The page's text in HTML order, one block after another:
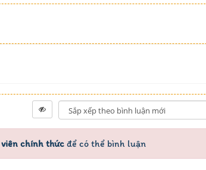
chính thức để có thể bình luận